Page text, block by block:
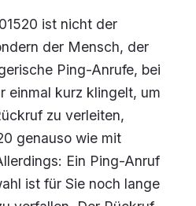
ist nicht der
der Mensch, der
Ping-Anrufe, bei
einmal kurz klingelt, um
zu verleiten,
genauso wie mit
Ein Ping-Anruf
ist für Sie noch lange